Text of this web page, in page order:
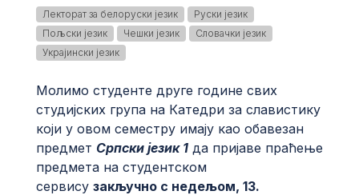
Лекторат за белоруски језик
Руски језик
Пољски језик
Чешки језик
Словачки језик
Украјински језик
Молимо студенте друге године свих
студијских група на Катедри за славистику
који у овом семестру имају као обавезан
предмет Српски језик 1да пријаве праћење
предмета на студентском
сервису закључно с недељом, 13.